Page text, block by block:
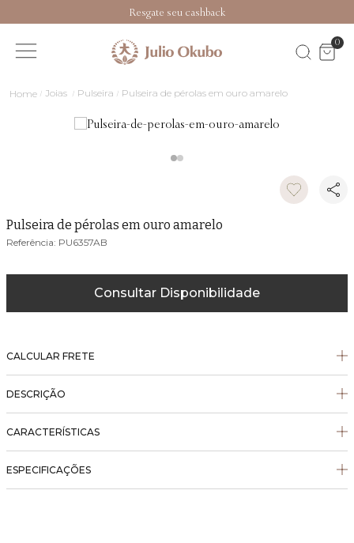
Resgate seu cashback
0
Joias Pulseira Pulseira de pérolas em ouro amarelo
Pulseira de pérolas em ouro amarelo
PU6357AB
Consultar Disponibilidade
CALCULAR FRETE
DESCRIÇÃO
CARACTERÍSTICAS
ESPECIFICAÇÕES